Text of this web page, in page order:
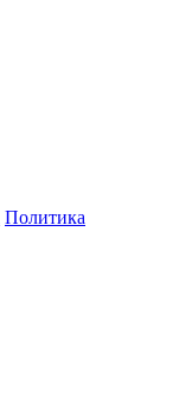
Политика